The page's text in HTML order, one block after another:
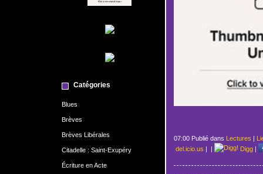
Catégories
Blues
Brèves
Brèves Libérales
Citadelle : Saint-Exupéry
Écriture en Acte
07:00 Publié dans Lectures |
del.icio.us | | Digg|